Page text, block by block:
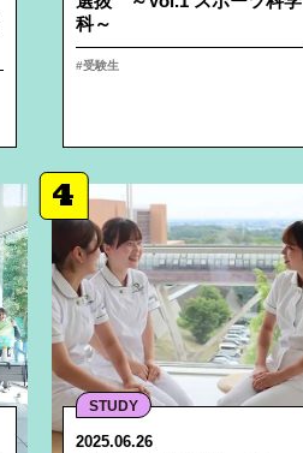
科～
受験生
4
STUDY
2025.06.26